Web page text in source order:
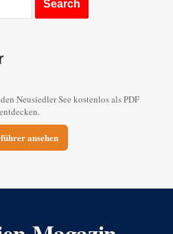
Neusiedler See kostenlos als PDF
entdecken.
ansehen